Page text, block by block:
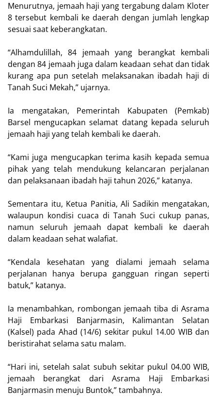
Menurutnya, jemaah haji yang tergabung dalam Kloter
8 tersebut kembali ke daerah dengan jumlah lengkap
sesuai saat keberangkatan.
“Alhamdulillah, 84 jemaah yang berangkat kembali
dengan 84 jemaah juga dalam keadaan sehat dan tidak
kurang apa pun setelah melaksanakan ibadah haji di
Tanah Suci Mekah,” ujarnya.
Ia mengatakan, Pemerintah Kabupaten (Pemkab)
Barsel mengucapkan selamat datang kepada seluruh
jemaah haji yang telah kembali ke daerah.
“Kami juga mengucapkan terima kasih kepada semua
pihak yang telah mendukung kelancaran perjalanan
dan pelaksanaan ibadah haji tahun 2026,” katanya.
Sementara itu, Ketua Panitia, Ali Sadikin mengatakan,
walaupun kondisi cuaca di Tanah Suci cukup panas,
namun seluruh jemaah dapat kembali ke daerah
dalam keadaan sehat walafiat.
“Kendala kesehatan yang dialami jemaah selama
perjalanan hanya berupa gangguan ringan seperti
batuk,” katanya.
Ia menambahkan, rombongan jemaah tiba di Asrama
Haji Embarkasi Banjarmasin, Kalimantan Selatan
(Kalsel) pada Ahad (14/6) sekitar pukul 14.00 WIB dan
beristirahat selama satu malam.
“Hari ini, setelah salat subuh sekitar pukul 04.00 WIB,
jemaah berangkat dari Asrama Haji Embarkasi
Banjarmasin menuju Buntok,” tambahnya.